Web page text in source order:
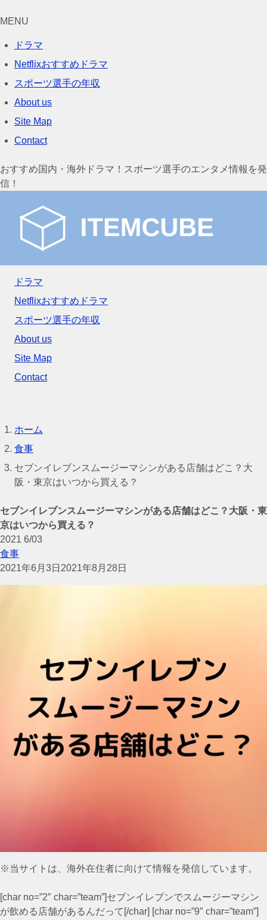
MENU
ドラマ
Netflixおすすめドラマ
スポーツ選手の年収
About us
Site Map
Contact
おすすめ国内・海外ドラマ！スポーツ選手のエンタメ情報を発
信！
ドラマ
Netflixおすすめドラマ
スポーツ選手の年収
About us
Site Map
Contact
ホーム
食事
セブンイレブンスムージーマシンがある店舗はどこ？大
阪・東京はいつから買える？
セブンイレブンスムージーマシンがある店舗はどこ？大阪・東
京はいつから買える？
2021 6/03
食事
2021年6月3日 2021年8月28日
※当サイトは、海外在住者に向けて情報を発信しています。
[char no=”2″ char=”team”]セブンイレブンでスムージーマシン
が飲める店舗があるんだって[/char] [char no=”9″ char=”team”]